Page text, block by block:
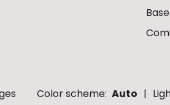
Color scheme: Auto